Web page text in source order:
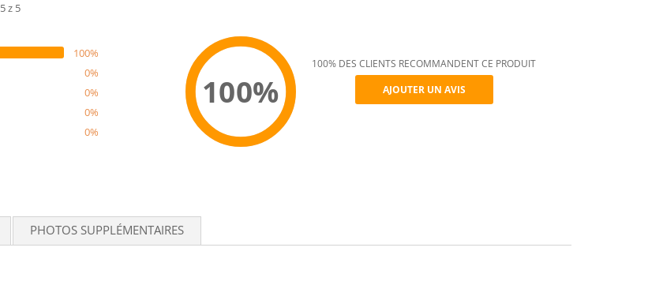
5 z 5
100%
0%
0%
0%
0%
100%
Recommend
100% DES CLIENTS RECOMMANDENT CE PRODUIT
AJOUTER UN AVIS
PHOTOS SUPPLÉMENTAIRES